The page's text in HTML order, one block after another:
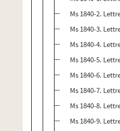
Ms 1840-2.
Ms 1840-3.
Ms 1840-4.
Ms 1840-5.
Ms 1840-6.
Ms 1840-7.
Ms 1840-8.
Ms 1840-9.